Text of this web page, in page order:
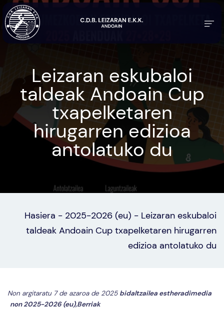
Leizaran eskubaloi
taldeak Andoain Cup
txapelketaren
hirugarren edizioa
antolatuko du
Hasiera - 2025-2026 (eu) - Leizaran eskubaloi
taldeak Andoain Cup txapelketaren hirugarren
edizioa antolatuko du
Non argitaratu 7 de azaroa de 2025 bidaltzailea estheradimedia
non2025-2026 (eu),Berriak